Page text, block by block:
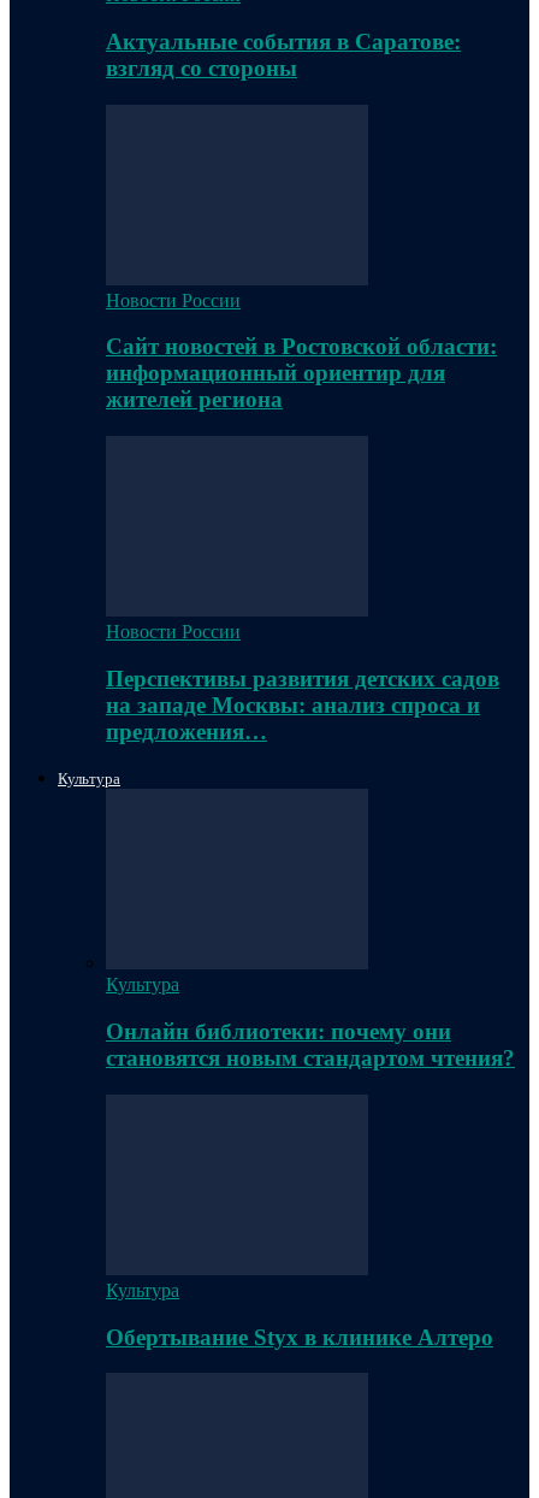
Актуальные события в Саратове:
взгляд со стороны
Новости России
Сайт новостей в Ростовской области:
информационный ориентир для
жителей региона
Новости России
Перспективы развития детских садов
на западе Москвы: анализ спроса и
предложения…
Культура
Культура
Онлайн библиотеки: почему они
становятся новым стандартом чтения?
Культура
Обертывание Styx в клинике Алтеро